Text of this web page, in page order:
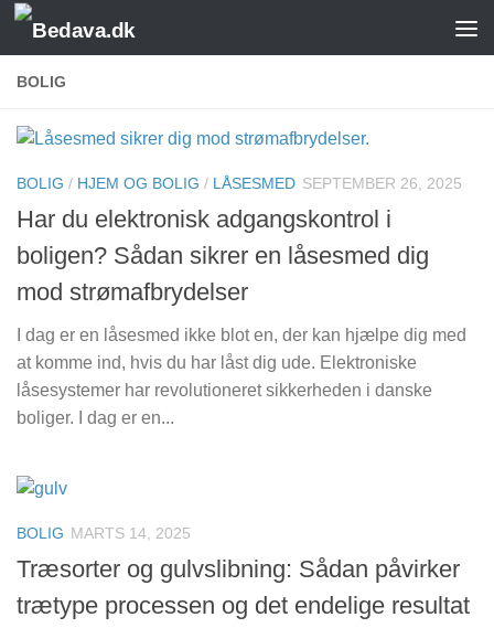
Skip to content
BOLIG
BOLIG / HJEM OG BOLIG / LÅSESMED SEPTEMBER 26, 2025
Har du elektronisk adgangskontrol i
boligen? Sådan sikrer en låsesmed dig
mod strømafbrydelser
I dag er en låsesmed ikke blot en, der kan hjælpe dig med
at komme ind, hvis du har låst dig ude. Elektroniske
låsesystemer har revolutioneret sikkerheden i danske
boliger. I dag er en...
BOLIG MARTS 14, 2025
Træsorter og gulvslibning: Sådan påvirker
trætype processen og det endelige resultat